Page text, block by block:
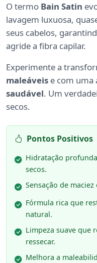
O termo Bain Satin
lavagem luxuosa,
seus cabelos,
agride a fibra capilar.
Experimente a
maleáveis e com uma
saudável. Um
secos.
Pontos Positivos
Hidratação
secos.
Sensação de
Fórmula rica que
natural.
Limpeza suave que
ressecar.
Melhora a